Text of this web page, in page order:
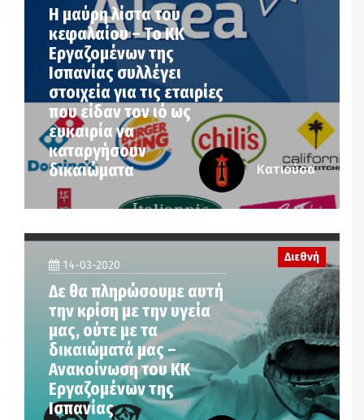
Η μαύρη λίστα του
κεφαλαίου – Το ΚΚ
Εργαζομένων της
Ισπανίας συλλέγει
στοιχεία για τις εταιρίες
που είδαν τον ιό ως
ευκαιρία να
καταργήσουν
δικαιώματα
Κατιούσα
14-03-2020
Δε θα πληρώσουμε αυτή
την κρίση με την υγεία
μας, ούτε με τα
δικαιώματά μας –
Aνακοίνωση του ΚΚ
Εργαζομένων της
Ισπανίας
Διεθνή